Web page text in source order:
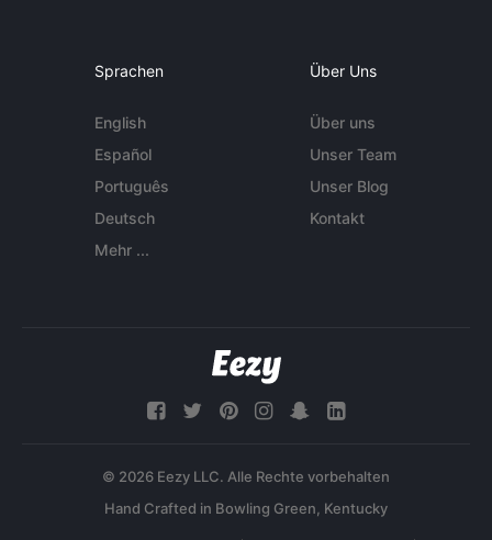
Sprachen
English
Español
Português
Deutsch
Mehr ...
Über Uns
Über uns
Unser Team
Unser Blog
Kontakt
© 2026 Eezy LLC. Alle Rechte vorbehalten